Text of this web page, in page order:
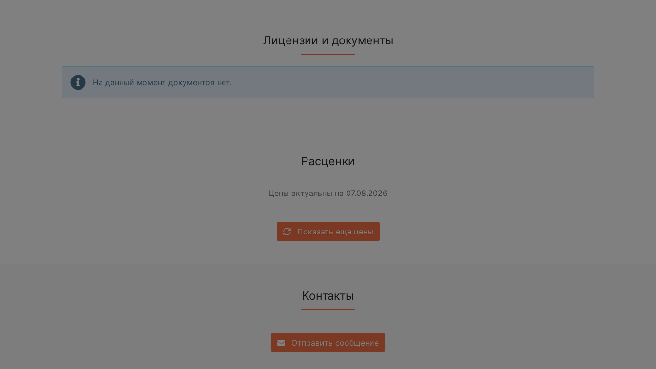
Лицензии и документы
На данный момент документов нет.
Расценки
Цены актуальны на 07.08.2026
Показать еще цены
Контакты
Отправить сообщение